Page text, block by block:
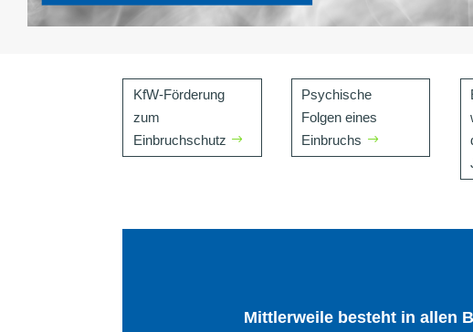
KfW-Förderung
zum
Einbruchschutz
Psychische
Folgen eines
Einbruchs
Mittlerweile besteht in allen